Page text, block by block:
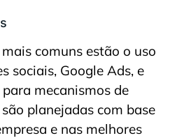
comuns estão o uso
sociais, Google Ads, e
mecanismos de
planejadas com base
e nas melhores